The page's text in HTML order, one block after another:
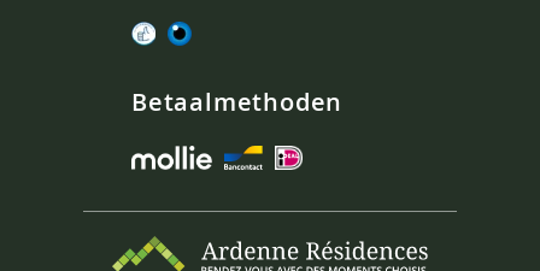
Betaalmethoden